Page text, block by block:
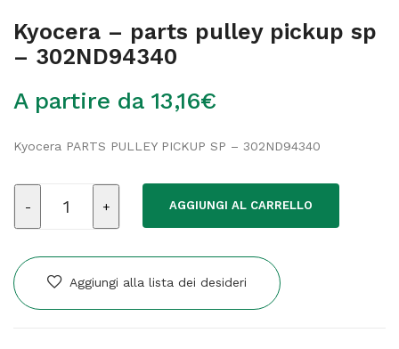
Kyocera – parts pulley pickup sp
– 302ND94340
A partire da 13,16€
Kyocera PARTS PULLEY PICKUP SP – 302ND94340
pulley
pickup
AGGIUNGI AL CARRELLO
Aggiungi alla lista dei desideri